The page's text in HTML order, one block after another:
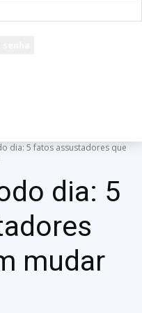
dia: 5 fatos assustadores que
dia: 5
mudar